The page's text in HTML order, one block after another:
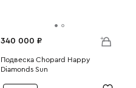
340 000 ₽
Подвеска Chopard Happy
Diamonds Sun